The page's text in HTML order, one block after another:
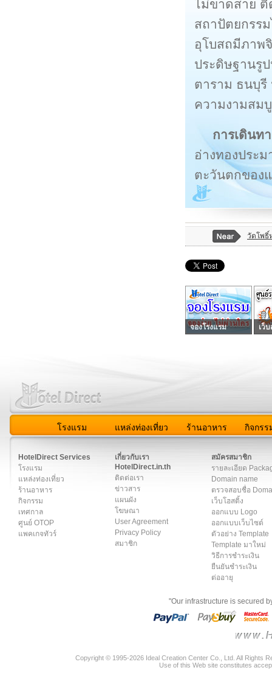
ไม่ขาดสาย
สถาปัตยกรร
อุโบสถมีภาพ
ประดิษฐานรู
ตาราม ธนบุรี
ความงามสม
การเดินท
อ่างทองประ
ตะวันตกของ
วัดโพธิ์
จองโรงแรม เว็
โรงแรม แหล่งท่องเที่ยว ร้านอาหาร กิจกรร
HotelDirect Services
โรงแรม
แหล่งท่องเที่ยว
ร้านอาหาร
กิจกรรม
เทศกาล
ศูนย์ OTOP
แพคเกจทัวร์
เกี่ยวกับเรา
HotelDirect.in.th
ติดต่อเรา
ข่าวสาร
แผนผัง
โฆษณา
User Agreement
Privacy Policy
สมาชิก
สมัครสมาชิก
รายละเอียด
Domain name
ตรวจสอบชื่อ
เว็บโฮสติ้ง
ออกแบบ Logo
ออกแบบเว็บไซต์
ตัวอย่าง Template
Template มาใหม่
วิธีการชำระเงิน
ยืนยันชำระเงิน
ต่ออายุ
"Our infrastructure is secured
Copyright © 1995-2026 Ideal Creation Center Co., Ltd. All Rights
Use of this Web site constitutes